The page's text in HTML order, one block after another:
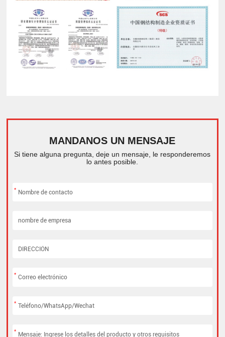
MANDANOS UN MENSAJE
Si tiene alguna pregunta, deje un mensaje, le responderemos
lo antes posible.
*
*
*
*